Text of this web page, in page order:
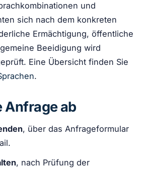
und
sich nach dem konkreten
Ermächtigung, öffentliche
Beeidigung wird
Eine Übersicht finden Sie
.
Anfrage ab
, über das Anfrageformular
, nach Prüfung der